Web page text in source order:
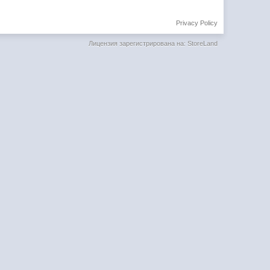
Privacy Policy
Лицензия зарегистрирована на: StoreLand